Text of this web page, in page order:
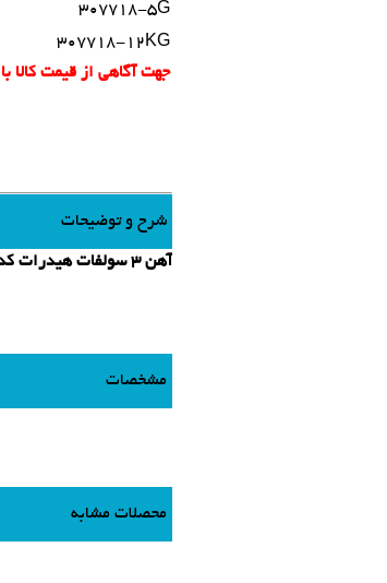
307718-5G
307718-12KG
جهت آگاهی از قیمت کالا
شرح و توضیحات
آهن 3 سولفات هیدرات کد 307718 سیگما آلدریچ
مشخصات
محصلات مشابه